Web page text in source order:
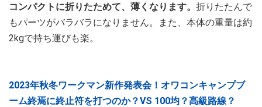
コンパクトに折りたためて、薄くなります。 折りたたんで
もパーツがバラバラになりません。また、本体の重量は約
2kgで持ち運びも楽。
2023年秋冬ワークマン新作発表会！オワコンキャンプブ
ーム終焉に終止符を打つのか？VS 100均？高級路線？